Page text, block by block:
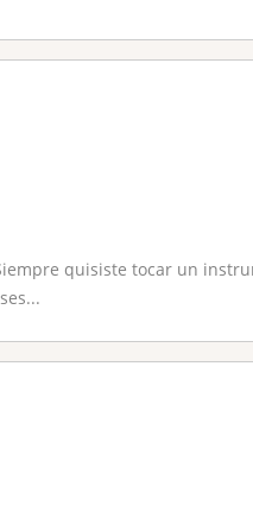
quisiste tocar un